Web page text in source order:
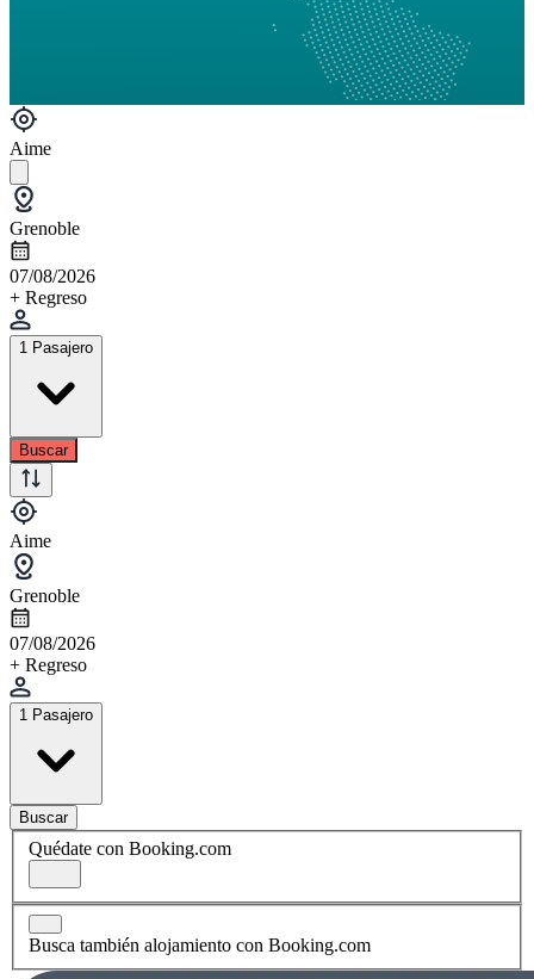
Aime
Grenoble
07/08/2026
+ Regreso
1 Pasajero
Buscar
Aime
Grenoble
07/08/2026
+ Regreso
1 Pasajero
Buscar
Quédate con Booking.com
Busca también alojamiento con Booking.com